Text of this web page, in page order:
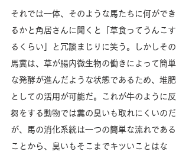
​それでは一体、そのような馬たちに何ができ
るかと角居さんに聞くと「草食ってうんこす
るくらい」と冗談まじりに笑う。しかしその
馬糞は、草が腸内微生物の働きによって簡単
な発酵が進んだような状態であるため、堆肥
としての活用が可能だ。これが牛のように反
芻をする動物では糞の臭いも取れにくいのだ
が、馬の消化系統は一つの簡単な流れである
ことから、臭いもそこまでキツいことはな